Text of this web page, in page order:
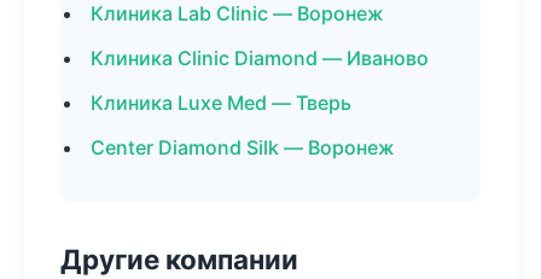
Клиника Lab Clinic — Воронеж
Клиника Clinic Diamond — Иваново
Клиника Luxe Med — Тверь
Center Diamond Silk — Воронеж
Другие компании